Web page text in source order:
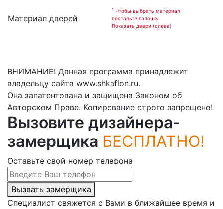
Материал дверей
* Чтобы выбрать материал,
поставьте галочку
Показать двери (слева)
ВНИМАНИЕ! Данная программа принадлежит
владельцу сайта www.shkaflon.ru.
Она запатентована и защищена Законом об
Авторском Праве. Копирование строго запрещено!
Вызовите дизайнера-
замерщика БЕСПЛАТНО!
Оставьте свой номер телефона
Вызвать замерщика
Специалист свяжется с Вами в ближайшее время и